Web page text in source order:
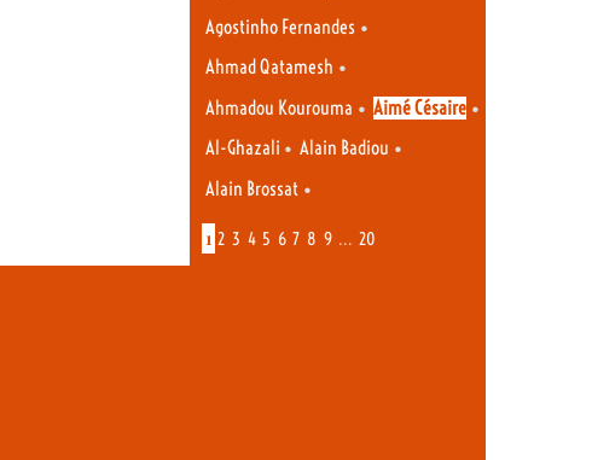
Agostinho Fernandes •
Ahmad Qatamesh •
Ahmadou Kourouma • Aimé Césaire •
Al-Ghazali • Alain Badiou •
Alain Brossat •
1 2 3 4 5 6 7 8 9 … 20